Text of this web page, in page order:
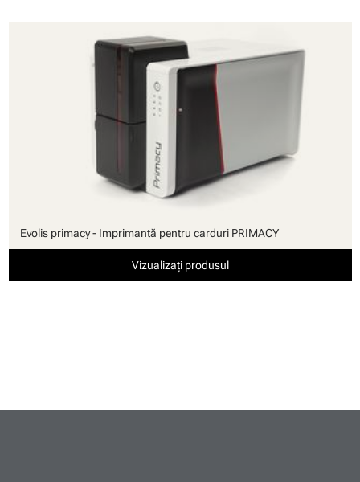
Evolis primacy - Imprimantă pentru carduri PRIMACY
Vizualizați produsul